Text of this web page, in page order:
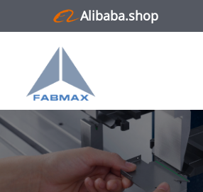
Alibaba.shop
Главная
Продукция
Новости
О нас
Контактная информация